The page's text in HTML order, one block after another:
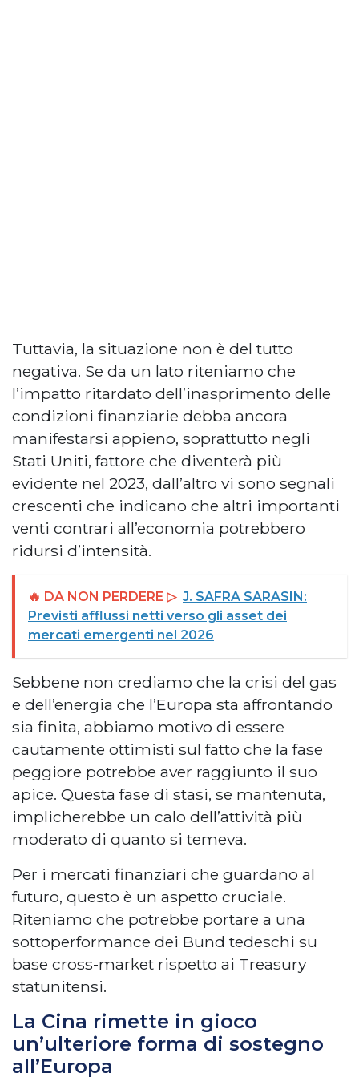
Tuttavia, la situazione non è del tutto
negativa. Se da un lato riteniamo che
l’impatto ritardato dell’inasprimento delle
condizioni finanziarie debba ancora
manifestarsi appieno, soprattutto negli
Stati Uniti, fattore che diventerà più
evidente nel 2023, dall’altro vi sono segnali
crescenti che indicano che altri importanti
venti contrari all’economia potrebbero
ridursi d’intensità.
🔥 DA NON PERDERE ▷ J. SAFRA SARASIN:
Previsti afflussi netti verso gli asset dei
mercati emergenti nel 2026
Sebbene non crediamo che la crisi del gas
e dell’energia che l’Europa sta affrontando
sia finita, abbiamo motivo di essere
cautamente ottimisti sul fatto che la fase
peggiore potrebbe aver raggiunto il suo
apice. Questa fase di stasi, se mantenuta,
implicherebbe un calo dell’attività più
moderato di quanto si temeva.
Per i mercati finanziari che guardano al
futuro, questo è un aspetto cruciale.
Riteniamo che potrebbe portare a una
sottoperformance dei Bund tedeschi su
base cross-market rispetto ai Treasury
statunitensi.
La Cina rimette in gioco
un’ulteriore forma di sostegno
all’Europa